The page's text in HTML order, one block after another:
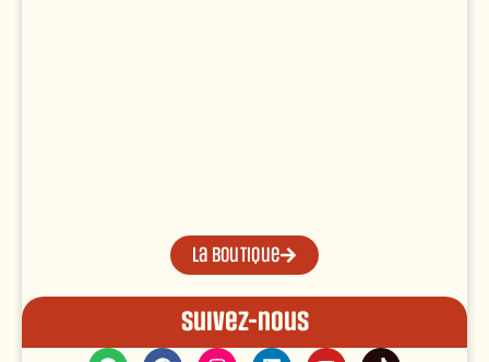
La boutique
Suivez-nous